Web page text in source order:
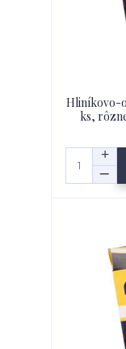
Hliníkovo-
ks,